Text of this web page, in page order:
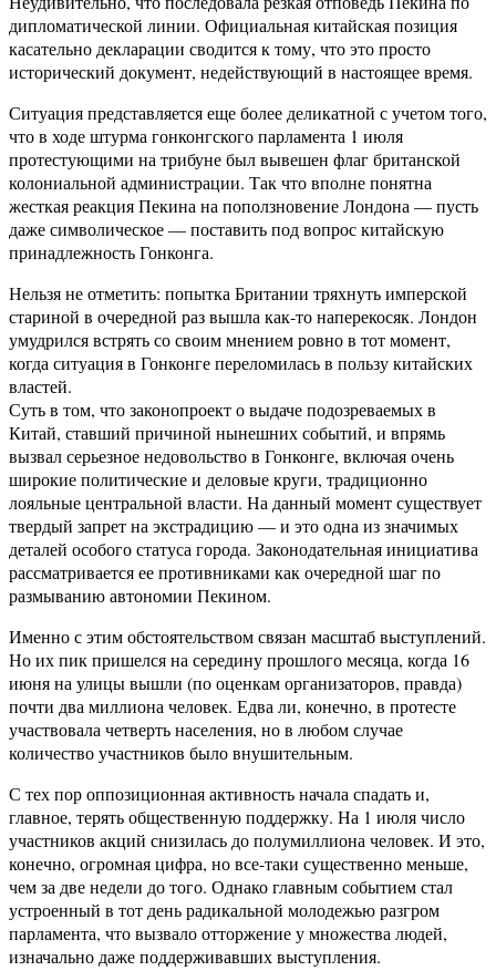
дипломатической линии. Официальная китайская позиция
касательно декларации сводится к тому, что это просто
исторический документ, недействующий в настоящее время.
Ситуация представляется еще более деликатной с учетом того,
что в ходе штурма гонконгского парламента 1 июля
протестующими на трибуне был вывешен флаг британской
колониальной администрации. Так что вполне понятна
жесткая реакция Пекина на поползновение Лондона — пусть
даже символическое — поставить под вопрос китайскую
принадлежность Гонконга.
Нельзя не отметить: попытка Британии тряхнуть имперской
стариной в очередной раз вышла как-то наперекосяк. Лондон
умудрился встрять со своим мнением ровно в тот момент,
когда ситуация в Гонконге переломилась в пользу китайских
властей.
Суть в том, что законопроект о выдаче подозреваемых в
Китай, ставший причиной нынешних событий, и впрямь
вызвал серьезное недовольство в Гонконге, включая очень
широкие политические и деловые круги, традиционно
лояльные центральной власти. На данный момент существует
твердый запрет на экстрадицию — и это одна из значимых
деталей особого статуса города. Законодательная инициатива
рассматривается ее противниками как очередной шаг по
размыванию автономии Пекином.
Именно с этим обстоятельством связан масштаб выступлений.
Но их пик пришелся на середину прошлого месяца, когда 16
июня на улицы вышли (по оценкам организаторов, правда)
почти два миллиона человек. Едва ли, конечно, в протесте
участвовала четверть населения, но в любом случае
количество участников было внушительным.
С тех пор оппозиционная активность начала спадать и,
главное, терять общественную поддержку. На 1 июля число
участников акций снизилась до полумиллиона человек. И это,
конечно, огромная цифра, но все-таки существенно меньше,
чем за две недели до того. Однако главным событием стал
устроенный в тот день радикальной молодежью разгром
парламента, что вызвало отторжение у множества людей,
изначально даже поддерживавших выступления.